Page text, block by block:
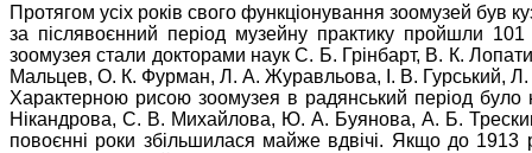
Протягом усіх років свого функціонування зоомузей був
за післявоєнний період музейну практику пройшли 101
зоомузея стали докторами наук С. Б. Грінбарт, В. К.
Мальцев, О. К. Фурман, Л. А. Журавльова, І. В. Гурський,
Характерною рисою зоомузея в радянський період було
Нікандрова, С. В. Михайлова, Ю. А. Буянова, А. Б.
повоєнні роки збільшилася майже вдвічі. Якщо до 1913